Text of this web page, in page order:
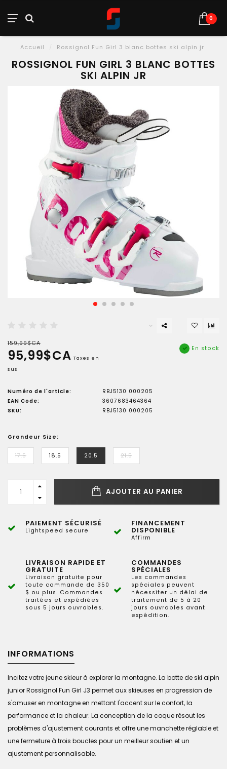
0
Accueil Rossignol Fun Girl 3 blanc bottes ski alpin jr
ROSSIGNOL FUN GIRL 3 BLANC BOTTES
SKI ALPIN JR
159,99$CA
95,99$CA Taxes en
sus
En stock
Numéro de l'article:
RBJ5130 000205
EAN Code:
3607683464364
SKU:
RBJ5130 000205
Grandeur Size:
17.5 18.5 20.5 21.5
AJOUTER AU PANIER
PAIEMENT SÉCURISÉ
Lightspeed secure
FINANCEMENT
DISPONIBLE
Affirm
LIVRAISON RAPIDE ET
GRATUITE
Livraison gratuite pour
toute commande de 350
$ ou plus. Commandes
traitées et expédiées
sous 5 jours ouvrables.
COMMANDES
SPÉCIALES
Les commandes
spéciales peuvent
nécessiter un délai de
traitement de 5 à 20
jours ouvrables avant
expédition.
INFORMATIONS
Incitez votre jeune skieur à explorer la montagne. La botte de ski alpin
junior Rossignol Fun Girl J3 permet aux skieuses en progression de
s'amuser en montagne en mettant l'accent sur le confort, la
performance et la chaleur. La conception de la coque résout les
problèmes d'ajustement courants et offre une manchette réglable et
une fermeture à trois boucles pour un meilleur soutien et un
ajustement personnalisable.